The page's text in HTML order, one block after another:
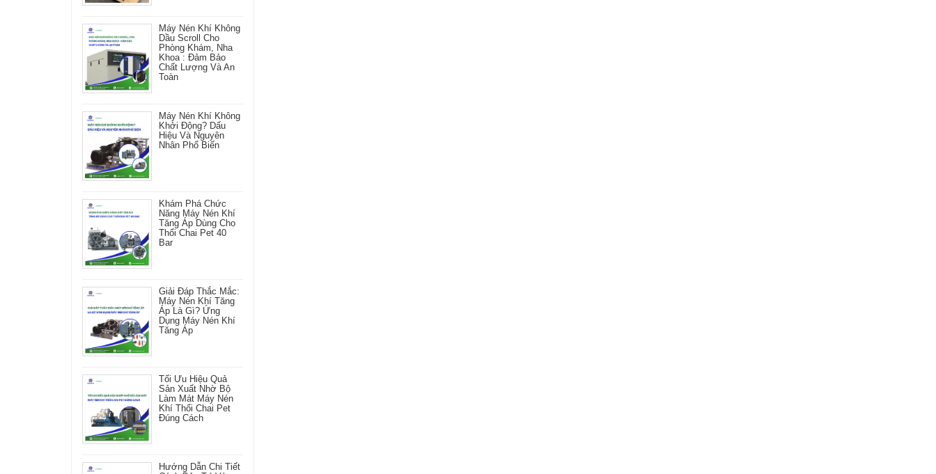
Máy Nén Khí Không
Dầu Scroll Cho
Phòng Khám, Nha
Khoa : Đảm Bảo
Chất Lượng Và An
Toàn
Máy Nén Khí Không
Khởi Động? Dấu
Hiệu Và Nguyên
Nhân Phổ Biến
Khám Phá Chức
Năng Máy Nén Khí
Tăng Áp Dùng Cho
Thổi Chai Pet 40
Bar
Giải Đáp Thắc Mắc:
Máy Nén Khí Tăng
Áp Là Gì? Ứng
Dụng Máy Nén Khí
Tăng Áp
Tối Ưu Hiệu Quả
Sản Xuất Nhờ Bộ
Làm Mát Máy Nén
Khí Thổi Chai Pet
Đúng Cách
Hướng Dẫn Chi Tiết